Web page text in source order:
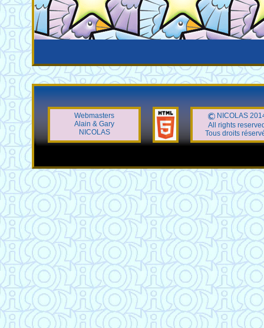
Webmasters
Alain & Gary
NICOLAS
NICOLAS
All rights
Tous droits